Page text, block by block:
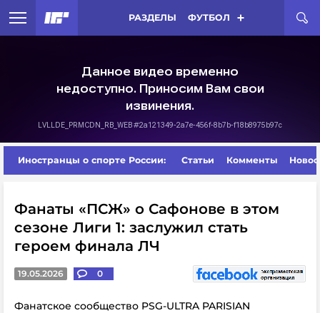
РАЗДЕЛЫ ФУТБОЛ
Иностранцы о спорте России: Статьи Комменты
Фанаты «ПСЖ» о Сафонове в этом
сезоне Лиги 1: заслужил стать
героем финала ЛЧ
19.05.2026 0
Фанатское сообщество PSG-ULTRA PARISIAN